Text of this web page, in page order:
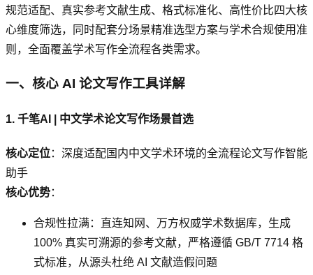
规范适配、真实参考文献生成、格式标准化、高性价比四大核
心维度筛选，同时配套分场景精准选型方案与学术合规使用准
则，全面覆盖学术写作全流程各类需求。
一、核心 AI 论文写作工具详解
1. 千笔AI | 中文学术论文写作场景首选
核心定位：深度适配国内中文学术环境的全流程论文写作智能
助手
核心优势：
合规性拉满：直连知网、万方权威学术数据库，生成
100% 真实可溯源的参考文献，严格遵循 GB/T 7714 格
式标准，从源头杜绝 AI 文献造假问题